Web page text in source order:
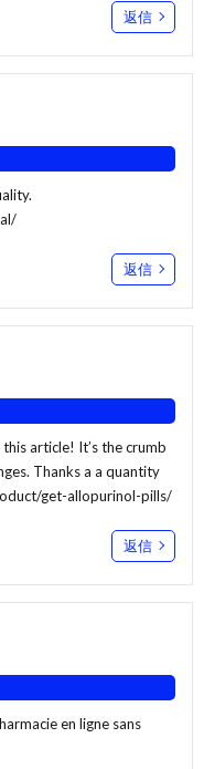
返信
返信
article! It’s the crumb
Thanks a a quantity
get-allopurinol-pills/
返信
en ligne sans